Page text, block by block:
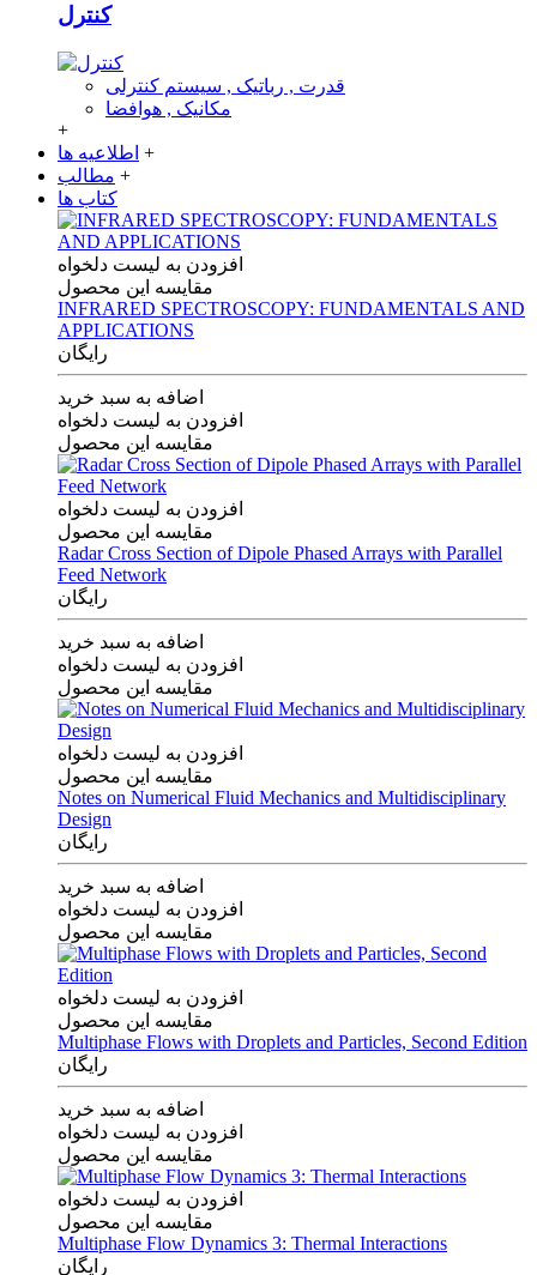
کنترل
قدرت , رباتیک , سیستم کنترلی
مکانیک , هوافضا
+
اطلاعیه ها +
مطالب +
کتاب ها
افزودن به لیست دلخواه
مقایسه این محصول
INFRARED SPECTROSCOPY: FUNDAMENTALS AND
APPLICATIONS
رایگان
اضافه به سبد خرید
افزودن به لیست دلخواه
مقایسه این محصول
افزودن به لیست دلخواه
مقایسه این محصول
Radar Cross Section of Dipole Phased Arrays with Parallel
Feed Network
رایگان
اضافه به سبد خرید
افزودن به لیست دلخواه
مقایسه این محصول
افزودن به لیست دلخواه
مقایسه این محصول
Notes on Numerical Fluid Mechanics and Multidisciplinary
Design
رایگان
اضافه به سبد خرید
افزودن به لیست دلخواه
مقایسه این محصول
افزودن به لیست دلخواه
مقایسه این محصول
Multiphase Flows with Droplets and Particles, Second Edition
رایگان
اضافه به سبد خرید
افزودن به لیست دلخواه
مقایسه این محصول
افزودن به لیست دلخواه
مقایسه این محصول
Multiphase Flow Dynamics 3: Thermal Interactions
رایگان